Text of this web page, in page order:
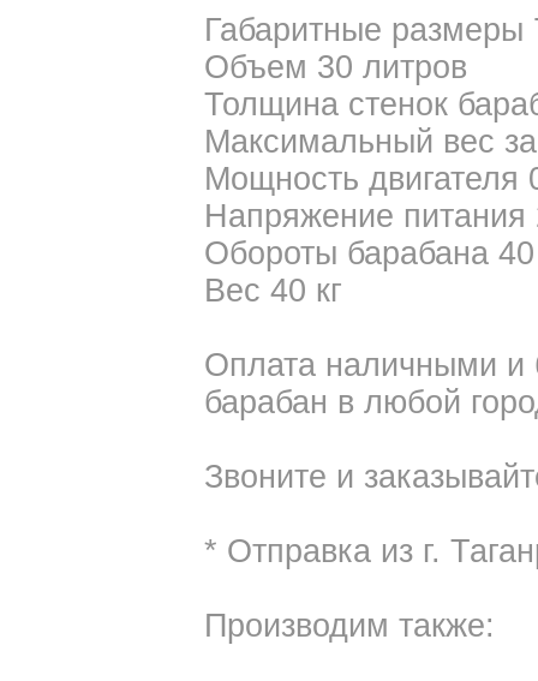
Габаритные размеры
Объем 30 литров
Толщина стенок
Максимальный вес
Мощность двигателя
Напряжение питания
Обороты барабана
Вес 40 кг
Оплата наличными и
барабан в любой
Звоните и
* Отправка из г.
Производим также: